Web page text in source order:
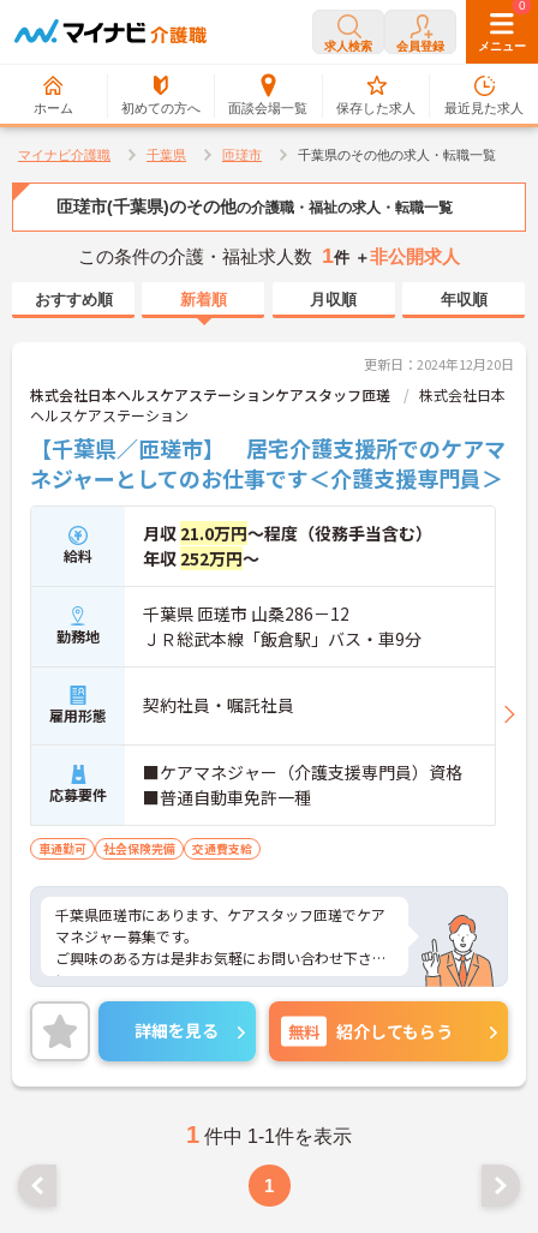
求人検索 会員登録 メニュー
ホーム 初めての方へ 面談会場一覧
0
保存した求人
0
最近見た求人
マイナビ介護職 千葉県 匝瑳市 千葉県のその他の求人・転職一覧
匝瑳市(千葉県)のその他の介護職・福祉の求人・転職一覧
この条件の介護・福祉求人数 1件 ＋非公開求人
おすすめ順 新着順 月収順 年収順
更新日：2024年12月20日
株式会社日本ヘルスケアステーションケアスタッフ匝瑳
株式会社日本
ヘルスケアステーション
【千葉県／匝瑳市】 居宅介護支援所でのケアマ
ネジャーとしてのお仕事です＜介護支援専門員＞
給料
月収 21.0万円～程度（役務手当含む）
年収 252万円～
勤務地
千葉県 匝瑳市 山桑286－12
ＪＲ総武本線「飯倉駅」バス・車9分
雇用形態 契約社員・嘱託社員
応募要件
■ケアマネジャー（介護支援専門員）資格
■普通自動車免許一種
車通勤可 社会保険完備 交通費支給
千葉県匝瑳市にあります、ケアスタッフ匝瑳でケア
マネジャー募集です。
ご興味のある方は是非お気軽にお問い合わせ下さ
い。
詳細を見る 無料 紹介してもらう
1 件中 1-1件を表示
1